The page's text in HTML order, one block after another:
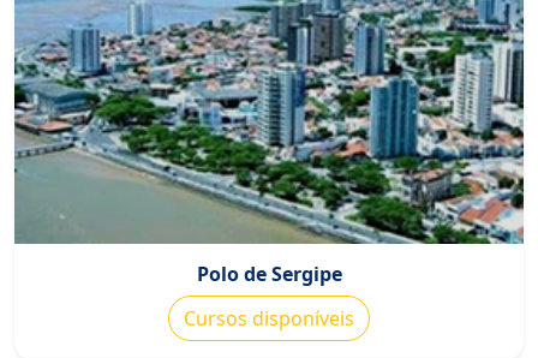
Polo de Sergipe
Cursos disponíveis